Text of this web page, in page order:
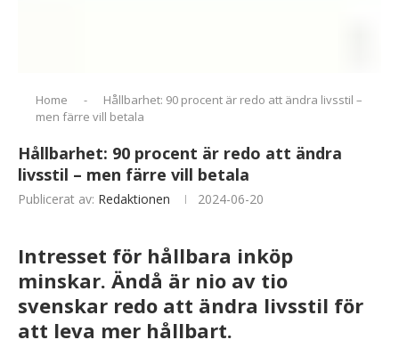
Home -
Hållbarhet: 90 procent är redo att ändra livsstil –
men färre vill betala
Hållbarhet: 90 procent är redo att ändra
livsstil – men färre vill betala
Publicerat av: Redaktionen 2024-06-20
Intresset för hållbara inköp
minskar. Ändå är nio av tio
svenskar redo att ändra livsstil för
att leva mer hållbart.